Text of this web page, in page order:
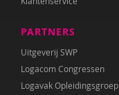
PARTNERS
Uitgeverij SWP
Logacom Congressen
Logavak Opleidingsgroep